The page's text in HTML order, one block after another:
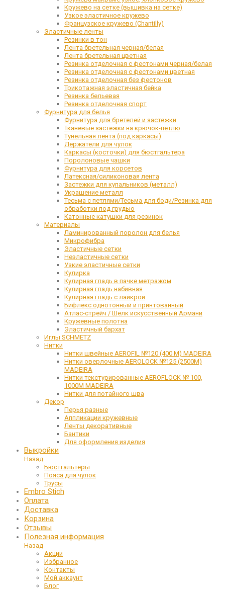
Кружево на сетке (вышивка на сетке)
Узкое эластичное кружево
Французское кружево (Chantilly)
Эластичные ленты
Резинки в тон
Лента бретельная черная/белая
Лента бретельная цветная
Резинка отделочная с фестонами черная/белая
Резинка отделочная с фестонами цветная
Резинка отделочная без фестонов
Трикотажная эластичная бейка
Резинка бельевая
Резинка отделочная спорт
Фурнитура для белья
Фурнитура для бретелей и застежки
Тканевые застежки на крючок-петлю
Тунельная лента (под каркасы)
Держатели для чулок
Каркасы (косточки) для бюстгальтера
Поролоновые чашки
Фурнитура для корсетов
Латексная/силиконовая лента
Застежки для купальников (металл)
Украшение металл
Тесьма с петлями/Тесьма для боди/Резинка для
обработки под грудью
Катонные катушки для резинок
Материалы
Ламинированный поролон для белья
Микрофибра
Эластичные сетки
Неэластичные сетки
Узкие эластичные сетки
Кулирка
Кулирная гладь в пачке метражом
Кулирная гладь набивная
Кулирная гладь с лайкрой
Бифлекс однотонный и принтованный
Атлас-стрейч / Шелк искусственный Армани
Кружевные полотна
Эластичный бархат
Иглы SCHMETZ
Нитки
Нитки швейные AEROFIL №120 (400 М) MADEIRA
Нитки оверлочные AEROLOCK №125 (2500М)
MADEIRA
Нитки текстурированные AEROFLOCK № 100,
1000М MADEIRA
Нитки для потайного шва
Декор
Перья разные
Аппликации кружевные
Ленты декоративные
Бантики
Для оформления изделия
Выкройки
Назад
Бюстгальтеры
Пояса для чулок
Трусы
Embro Stich
Оплата
Доставка
Корзина
Отзывы
Полезная информация
Назад
Акции
Избранное
Контакты
Мой аккаунт
Блог